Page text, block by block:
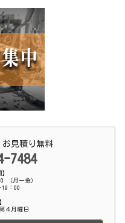
見積り無料
7484
（月ー金）
：00
４月曜日